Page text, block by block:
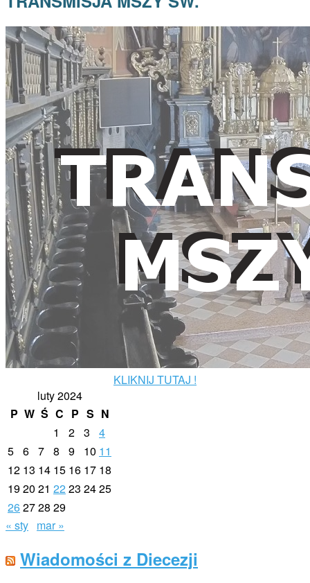
KLIKNIJ TUTAJ !
luty 2024
P W Ś C P S N
1
2 3
4
5 6 7 8 9 10 11
12 13 14 15 16 17 18
1920 21 2223 2425
262728 29
« sty mar »
Wiadomości z Diecezji